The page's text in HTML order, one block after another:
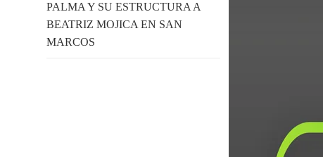
PALMA Y SU ESTRUCTURA A
BEATRIZ MOJICA EN SAN
MARCOS